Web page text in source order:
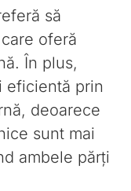
să
oferă
În plus,
eficientă prin
deoarece
sunt mai
ambele părți